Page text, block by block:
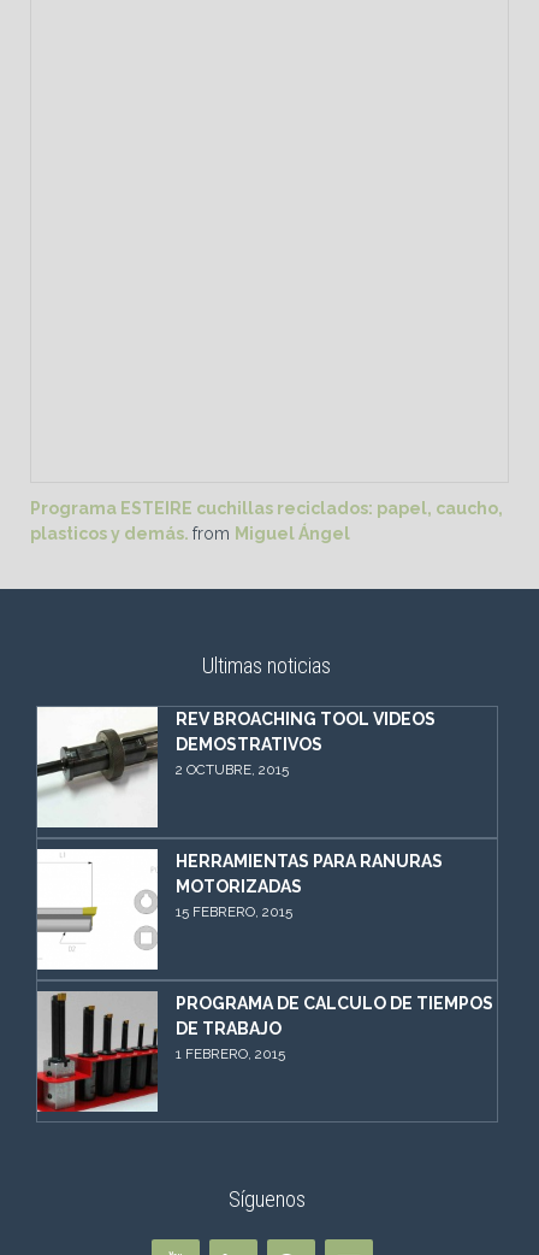
Programa ESTEIRE cuchillas reciclados: papel, caucho,
plasticos y demás. from Miguel Ángel
Ultimas noticias
REV BROACHING TOOL VIDEOS
DEMOSTRATIVOS
2 OCTUBRE, 2015
HERRAMIENTAS PARA RANURAS
MOTORIZADAS
15 FEBRERO, 2015
PROGRAMA DE CALCULO DE TIEMPOS
DE TRABAJO
1 FEBRERO, 2015
Síguenos